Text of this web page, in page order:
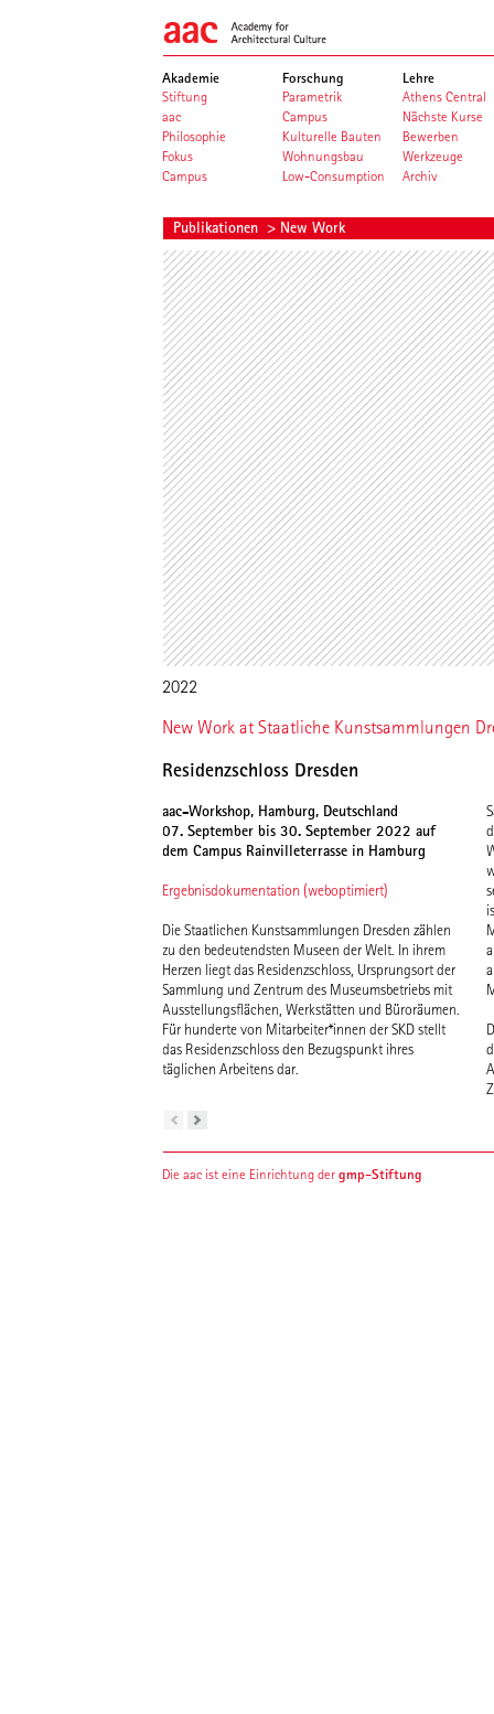
Akademie
Stiftung
aac
Philosophie
Fokus
Campus
Forschung
Parametrik
Campus
Kulturelle Bauten
Wohnungsbau
Low-Consumption
Lehre
Athens Central
Nächste Kurse
Bewerben
Werkzeuge
Archiv
Publikationen > New Work
2022
New Work at Staatliche Kunstsammlungen
Residenzschloss Dresden
aac-Workshop, Hamburg, Deutschland
07. September bis 30. September 2022 auf
dem Campus Rainvilleterrasse in Hamburg
Ergebnisdokumentation (weboptimiert)
Die Staatlichen Kunstsammlungen Dresden zählen
zu den bedeutendsten Museen der Welt. In ihrem
Herzen liegt das Residenzschloss, Ursprungsort der
Sammlung und Zentrum des Museumsbetriebs mit
Ausstellungsflächen, Werkstätten und Büroräumen.
Für hunderte von Mitarbeiter*innen der SKD stellt
das Residenzschloss den Bezugspunkt ihres
täglichen Arbeitens dar.
Die aac ist eine Einrichtung dergmp-Stiftung